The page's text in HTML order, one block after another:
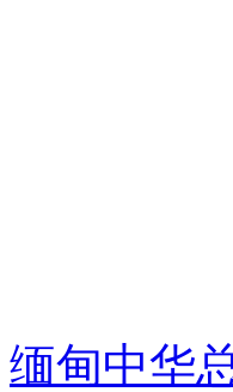
缅甸中华